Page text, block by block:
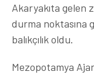
Akaryakıta gelen
durma noktasına
balıkçılık oldu.
Mezopotamya